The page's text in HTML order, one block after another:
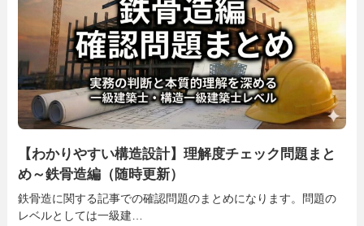
【わかりやすい構造設計】理解度チェック問題まと
め～鉄骨造編（随時更新）
鉄骨造に関する記事での確認問題のまとめになります。問題の
レベルとしては一級建…